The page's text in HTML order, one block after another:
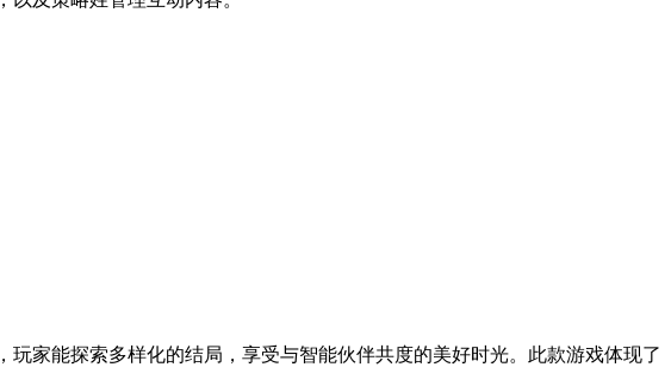
家能探索多样化的结局，享受与智能伙伴共度的美好时光。此款游戏体现了